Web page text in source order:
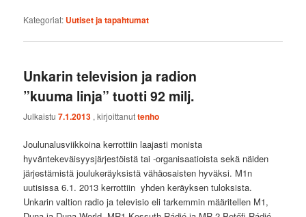
Kategoriat: Uutiset ja tapahtumat
Unkarin television ja radion
”kuuma linja” tuotti 92 milj.
Julkaistu7.1.2013 , kirjoittanuttenho
Joulunalusviikkoina kerrottiin laajasti monista
hyväntekeväisyysjärjestöistä tai -organisaatioista sekä näiden
järjestämistä joulukeräyksistä vähäosaisten hyväksi. M1n
uutisissa 6.1. 2013 kerrottiin yhden keräyksen tuloksista.
Unkarin valtion radio ja televisio eli tarkemmin määritellen M1,